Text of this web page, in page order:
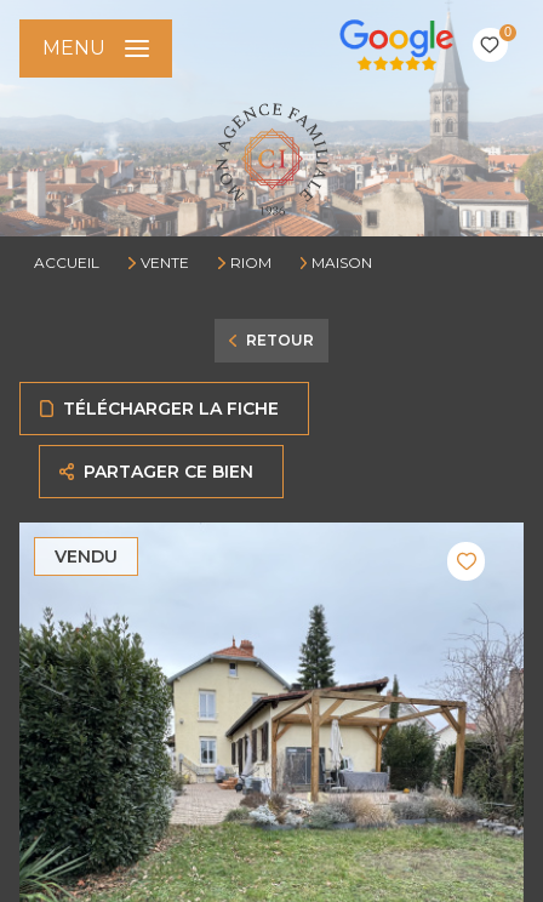
0
MENU
ACCUEIL VENTE RIOM MAISON
RETOUR
TÉLÉCHARGER LA FICHE
PARTAGER CE BIEN
VENDU